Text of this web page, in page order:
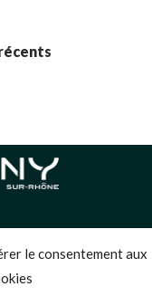
le consentement aux
(UE)